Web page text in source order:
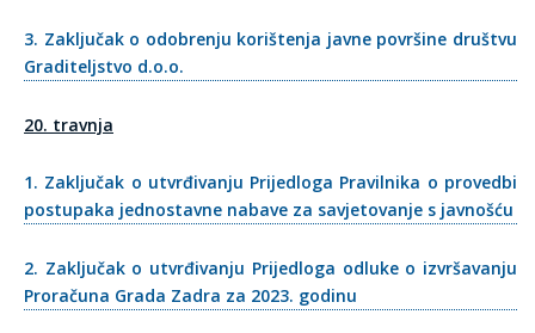
3. Zaključak o odobrenju korištenja javne površine društvu
Graditeljstvo d.o.o.
20. travnja
1. Zaključak o utvrđivanju Prijedloga Pravilnika o provedbi
postupaka jednostavne nabave za savjetovanje s javnošću
2. Zaključak o utvrđivanju Prijedloga odluke o izvršavanju
Proračuna Grada Zadra za 2023. godinu